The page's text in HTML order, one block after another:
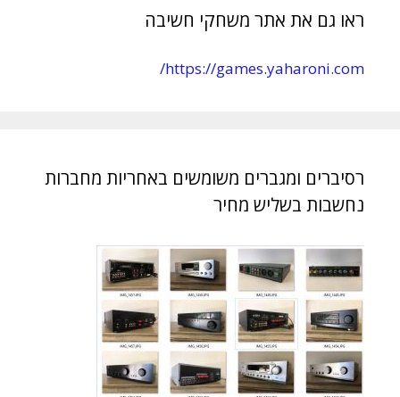
ראו גם את אתר משחקי חשיבה
https://games.yaharoni.com/
רסיברים ומגברים משומשים באחריות מחברות
נחשבות בשליש מחיר